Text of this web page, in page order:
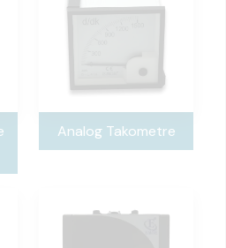
Analog Takometre